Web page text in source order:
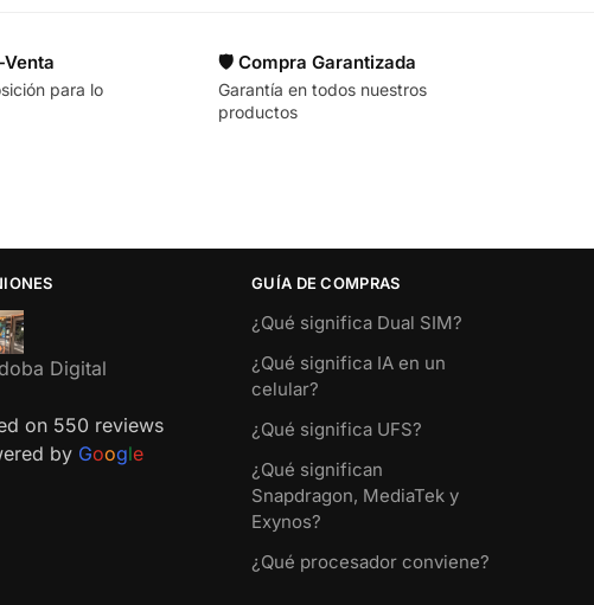
para lo
🛡️ Compra Garantizada
Garantía en todos nuestros
productos
Digital
on 550 reviews
by Google
GUÍA DE COMPRAS
¿Qué significa Dual SIM?
¿Qué significa IA en un
celular?
¿Qué significa UFS?
¿Qué significan
Snapdragon, MediaTek y
Exynos?
¿Qué procesador conviene?